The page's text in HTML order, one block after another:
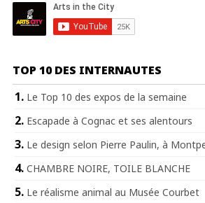
TOP 10 DES INTERNAUTES
Le Top 10 des expos de la semaine
Escapade à Cognac et ses alentours
Le design selon Pierre Paulin, à
CHAMBRE NOIRE, TOILE BLANCHE
Le réalisme animal au Musée Courbet